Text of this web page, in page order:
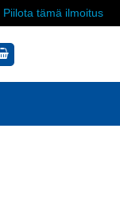
Piilota tämä ilmoitus